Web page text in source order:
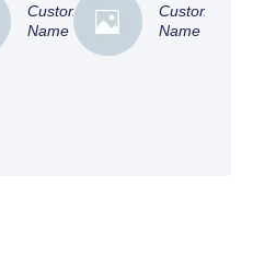
Customer
Name
Customer
Name